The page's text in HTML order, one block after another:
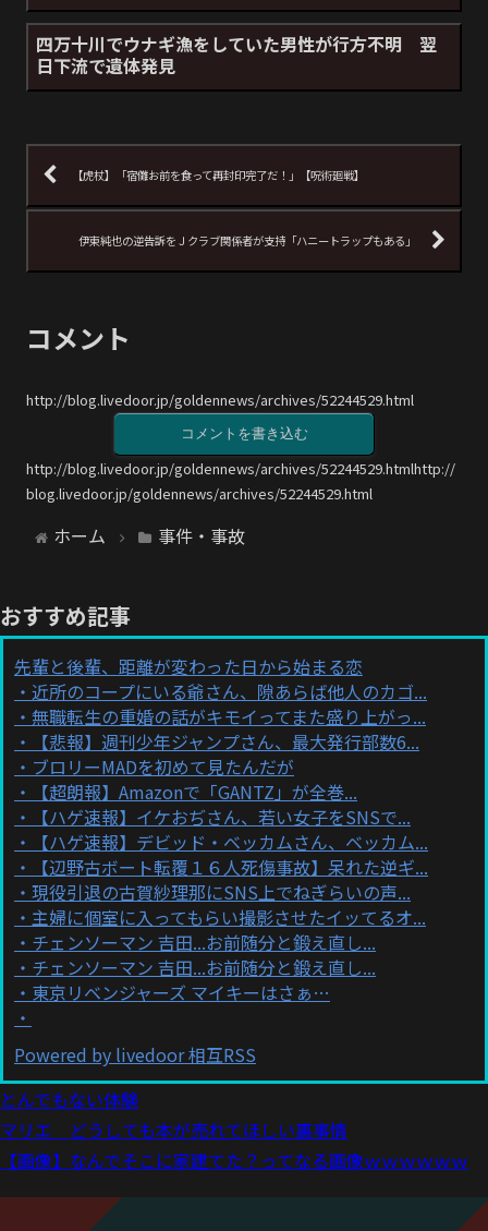
四万十川でウナギ漁をしていた男性が行方不明 翌
日下流で遺体発見
【虎杖】「宿儺お前を食って再封印完了だ！」【呪術廻戦】
伊東純也の逆告訴をＪクラブ関係者が支持「ハニートラップもある」
コメント
http://blog.livedoor.jp/goldennews/archives/52244529.html
コメントを書き込む
http://blog.livedoor.jp/goldennews/archives/52244529.htmlhttp://
blog.livedoor.jp/goldennews/archives/52244529.html
ホーム 事件・事故
おすすめ記事
先輩と後輩、距離が変わった日から始まる恋
近所のコープにいる爺さん、隙あらば他人のカゴ...
無職転生の重婚の話がキモイってまた盛り上がっ...
【悲報】週刊少年ジャンプさん、最大発行部数6...
ブロリーMADを初めて見たんだが
【超朗報】Amazonで「GANTZ」が全巻...
【ハゲ速報】イケおぢさん、若い女子をSNSで...
【ハゲ速報】デビッド・ベッカムさん、ベッカム...
【辺野古ボート転覆１６人死傷事故】呆れた逆ギ...
現役引退の古賀紗理那にSNS上でねぎらいの声...
主婦に個室に入ってもらい撮影させたイッてるオ...
チェンソーマン 吉田...お前随分と鍛え直し...
チェンソーマン 吉田...お前随分と鍛え直し...
東京リベンジャーズ マイキーはさぁ…
Powered by livedoor 相互RSS
とんでもない体験
マリエ どうしても本が売れてほしい裏事情
【画像】なんでそこに家建てた？ってなる画像ｗｗｗｗｗｗ